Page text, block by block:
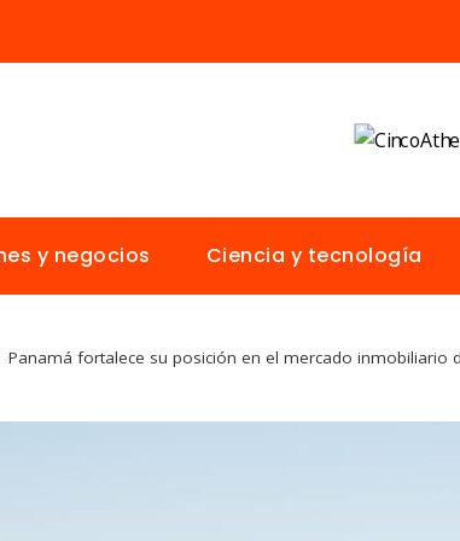
y negocios Ciencia y tecnología
Panamá fortalece su posición en el mercado inmobiliario